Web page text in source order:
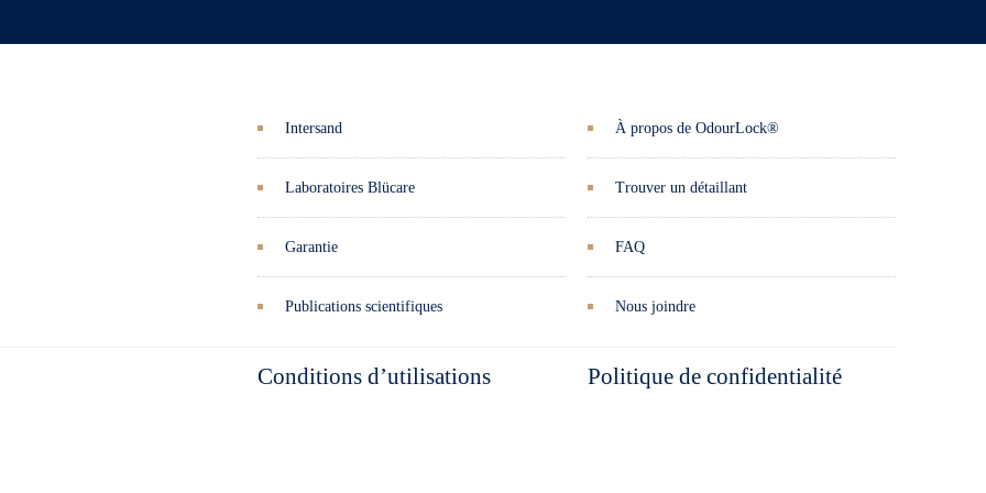
Intersand
Laboratoires Blücare
Garantie
Publications scientifiques
À propos de OdourLock®
Trouver un détaillant
FAQ
Nous joindre
Conditions d’utilisations Politique de confidentialité